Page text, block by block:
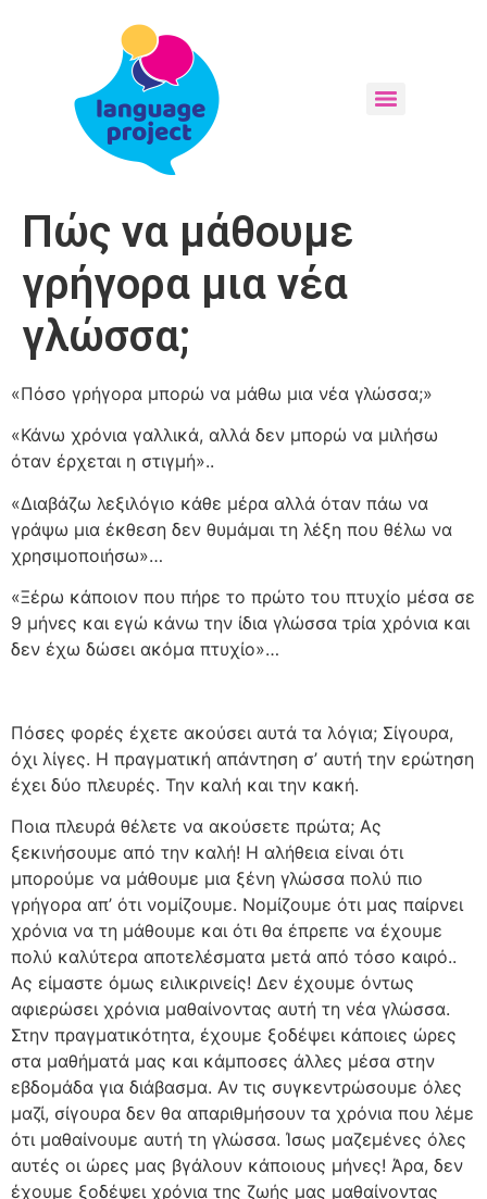
Πώς να μάθουμε
γρήγορα μια νέα
γλώσσα;
«Πόσο γρήγορα μπορώ να μάθω μια νέα γλώσσα;»
«Κάνω χρόνια γαλλικά, αλλά δεν μπορώ να μιλήσω
όταν έρχεται η στιγμή»..
«Διαβάζω λεξιλόγιο κάθε μέρα αλλά όταν πάω να
γράψω μια έκθεση δεν θυμάμαι τη λέξη που θέλω να
χρησιμοποιήσω»…
«Ξέρω κάποιον που πήρε το πρώτο του πτυχίο μέσα σε
9 μήνες και εγώ κάνω την ίδια γλώσσα τρία χρόνια και
δεν έχω δώσει ακόμα πτυχίο»…
Πόσες φορές έχετε ακούσει αυτά τα λόγια; Σίγουρα,
όχι λίγες. Η πραγματική απάντηση σ’ αυτή την ερώτηση
έχει δύο πλευρές. Την καλή και την κακή.
Ποια πλευρά θέλετε να ακούσετε πρώτα; Ας
ξεκινήσουμε από την καλή! Η αλήθεια είναι ότι
μπορούμε να μάθουμε μια ξένη γλώσσα πολύ πιο
γρήγορα απ’ ότι νομίζουμε. Νομίζουμε ότι μας παίρνει
χρόνια να τη μάθουμε και ότι θα έπρεπε να έχουμε
πολύ καλύτερα αποτελέσματα μετά από τόσο καιρό..
Ας είμαστε όμως ειλικρινείς! Δεν έχουμε όντως
αφιερώσει χρόνια μαθαίνοντας αυτή τη νέα γλώσσα.
Στην πραγματικότητα, έχουμε ξοδέψει κάποιες ώρες
στα μαθήματά μας και κάμποσες άλλες μέσα στην
εβδομάδα για διάβασμα. Αν τις συγκεντρώσουμε όλες
μαζί, σίγουρα δεν θα απαριθμήσουν τα χρόνια που λέμε
ότι μαθαίνουμε αυτή τη γλώσσα. Ίσως μαζεμένες όλες
αυτές οι ώρες μας βγάλουν κάποιους μήνες! Άρα, δεν
έχουμε ξοδέψει χρόνια της ζωής μας μαθαίνοντας